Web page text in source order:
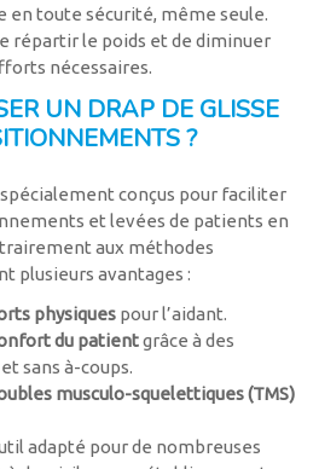
en toute sécurité, même seule.
répartir le poids et de diminuer
nécessaires.
UN DRAP DE GLISSE
?
conçus pour faciliter
et levées de patients en
aux méthodes
plusieurs avantages :
physiques pour l’aidant.
du patientgrâce à des
sans à-coups.
musculo-squelettiques (TMS)
adapté pour de nombreuses